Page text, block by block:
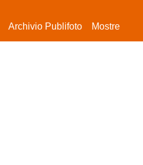
Archivio Publifoto Mostre